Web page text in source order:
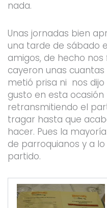
nada.
Unas jornadas bien
una tarde de sábado
amigos, de hecho
cayeron unas
metió prisa ni nos dijo
gusto en esta
retransmitiendo el
tragar hasta que
hacer. Pues la
de parroquianos y a
partido.